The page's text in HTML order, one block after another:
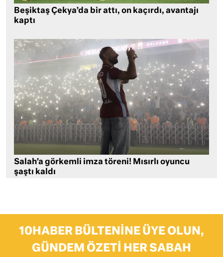
Beşiktaş Çekya’da bir attı, on kaçırdı, avantajı
kaptı
Salah’a görkemli imza töreni! Mısırlı oyuncu
şaştı kaldı
10HABER BÜLTENINE ÜYE OLUN,
GÜNDEM ÖZETI HER SABAH